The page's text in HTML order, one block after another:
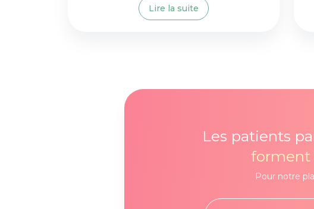
Lire la suite
Les patients
forment
Pour notre